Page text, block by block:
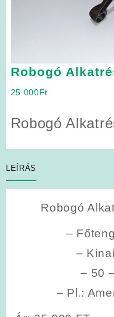
Robogó
25 000Ft
Robogó
LEÍRÁS
Robogó
–
–
– 50
– Pl.: